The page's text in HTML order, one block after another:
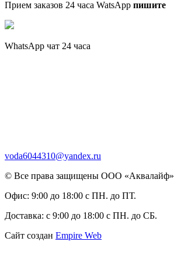
Прием заказов 24 часа WatsApp пишите
WhatsApp чат 24 часа
voda6044310@yandex.ru
© Все права защищены ООО «Аквалайф»
Офис: 9:00 до 18:00 с ПН. до ПТ.
Доставка: с 9:00 до 18:00 с ПН. до СБ.
Сайт создан Empire Web